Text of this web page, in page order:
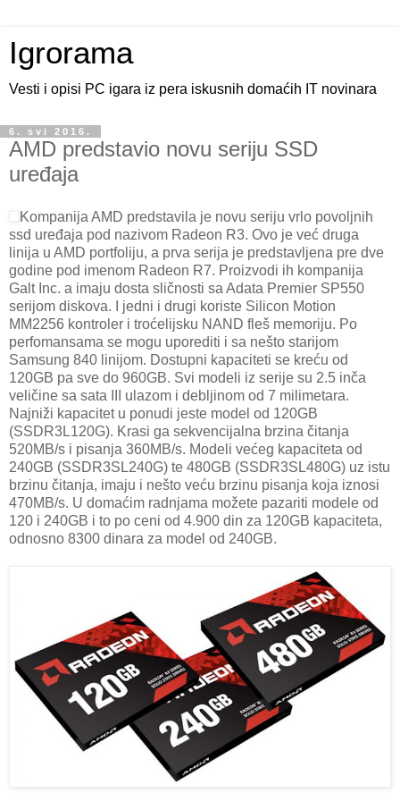
Igrorama
Vesti i opisi PC igara iz pera iskusnih domaćih IT novinara
6. svi 2016.
AMD predstavio novu seriju SSD
uređaja
Kompanija AMD predstavila je novu seriju vrlo povoljnih
ssd uređaja pod nazivom Radeon R3. Ovo je već druga
linija u AMD portfoliju, a prva serija je predstavljena pre dve
godine pod imenom Radeon R7. Proizvodi ih kompanija
Galt Inc. a imaju dosta sličnosti sa Adata Premier SP550
serijom diskova. I jedni i drugi koriste Silicon Motion
MM2256 kontroler i troćelijsku NAND fleš memoriju. Po
perfomansama se mogu uporediti i sa nešto starijom
Samsung 840 linijom. Dostupni kapaciteti se kreću od
120GB pa sve do 960GB. Svi modeli iz serije su 2.5 inča
veličine sa sata III ulazom i debljinom od 7 milimetara.
Najniži kapacitet u ponudi jeste model od 120GB
(SSDR3L120G). Krasi ga sekvencijalna brzina čitanja
520MB/s i pisanja 360MB/s. Modeli većeg kapaciteta od
240GB (SSDR3SL240G) te 480GB (SSDR3SL480G) uz istu
brzinu čitanja, imaju i nešto veću brzinu pisanja koja iznosi
470MB/s. U domaćim radnjama možete pazariti modele od
120 i 240GB i to po ceni od 4.900 din za 120GB kapaciteta,
odnosno 8300 dinara za model od 240GB.